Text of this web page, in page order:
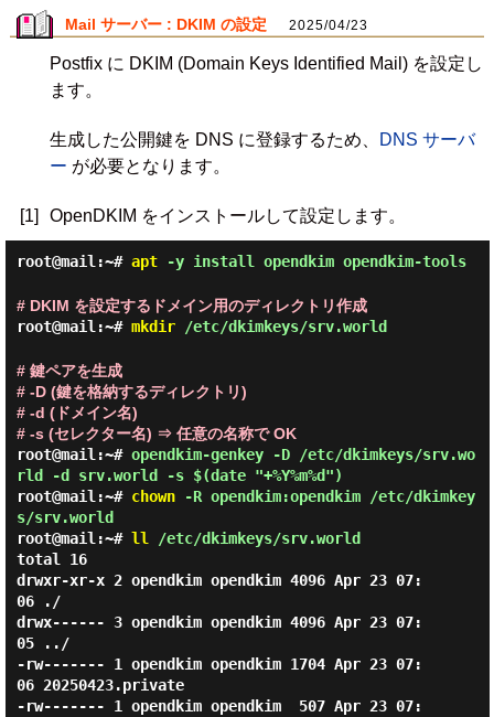
Mail サーバー : DKIM の設定 2025/04/23
Postfix に DKIM (Domain Keys Identified Mail) を設定し
ます。
生成した公開鍵を DNS に登録するため、
DNS サーバ
ー が必要となります。
[1] OpenDKIM をインストールして設定します。
root@mail:~# apt-y install opendkim opendkim-tools
# DKIM を設定するドメイン用のディレクトリ作成
root@mail:~# mkdir/etc/dkimkeys/srv.world
# 鍵ペアを生成
# -D (鍵を格納するディレクトリ)
# -d (ドメイン名)
# -s (セレクター名) ⇒ 任意の名称で OK
root@mail:~# opendkim-genkey -D /etc/dkimkeys/srv.wo
rld -d srv.world -s $(date "+%Y%m%d")
root@mail:~# chown-R opendkim:opendkim /etc/dkimkey
s/srv.world
root@mail:~# ll /etc/dkimkeys/srv.world
total 16
drwxr-xr-x 2 opendkim opendkim 4096 Apr 23 07:
06 ./
drwx------ 3 opendkim opendkim 4096 Apr 23 07:
05 ../
-rw------- 1 opendkim opendkim 1704 Apr 23 07:
06 20250423.private
-rw------- 1 opendkim opendkim  507 Apr 23 07: